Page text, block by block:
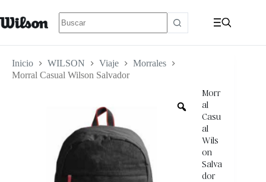
Inicio WILSON Viaje
Morrales
Morral Casual Wilson Salvador
Morr
al
Casu
al
Wils
on
Salva
dor